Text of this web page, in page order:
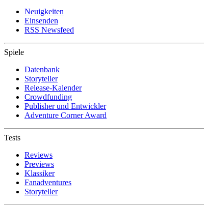
Neuigkeiten
Einsenden
RSS Newsfeed
Spiele
Datenbank
Storyteller
Release-Kalender
Crowdfunding
Publisher und Entwickler
Adventure Corner Award
Tests
Reviews
Previews
Klassiker
Fanadventures
Storyteller